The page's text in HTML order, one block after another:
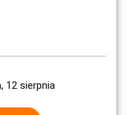
12 sierpnia